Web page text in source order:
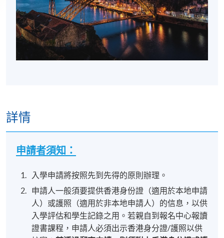
詳情
申請者須知：
入學申請將按照先到先得的原則辦理。
申請人一般須要提供香港身份證（適用於本地申請
人）或護照（適用於非本地申請人）的信息，以供
入學評估和學生記錄之用。若親自到報名中心報讀
證書課程，申請人必須出示香港身分證/護照以供